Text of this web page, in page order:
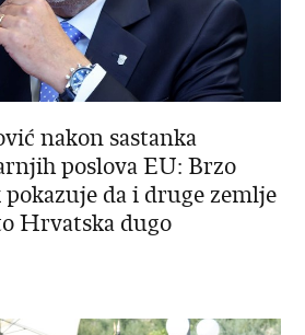
nakon sastanka
poslova EU: Brzo
pokazuje da i druge zemlje
Hrvatska dugo